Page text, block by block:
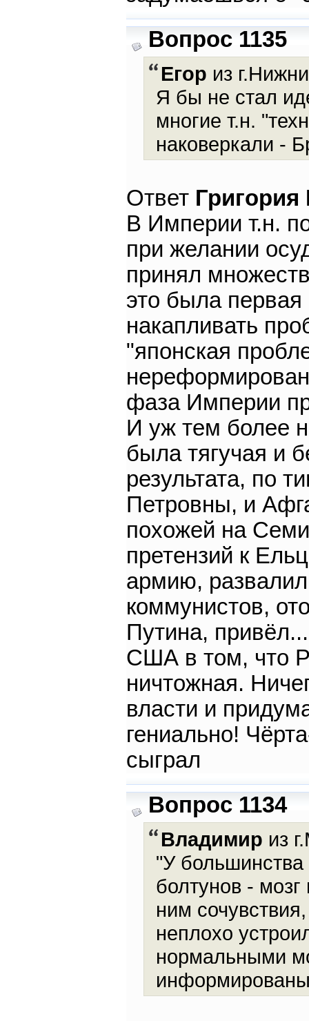
Вопрос 1135
Егор из
Я бы не стал
многие т.н.
наковеркали -
Ответ
В Империи т.н.
при желании
принял
это была
накапливать
"японская
фаза Империи
И уж тем более
была тягучая и
результата, по
Петровны, и
похожей на
претензий к
армию,
коммунистов,
Путина,
США в том, что
ничтожная.
власти и
гениально!
сыграл
Вопрос 1134
Владимир из
"У
болтунов -
ним
неплохо
нормальными